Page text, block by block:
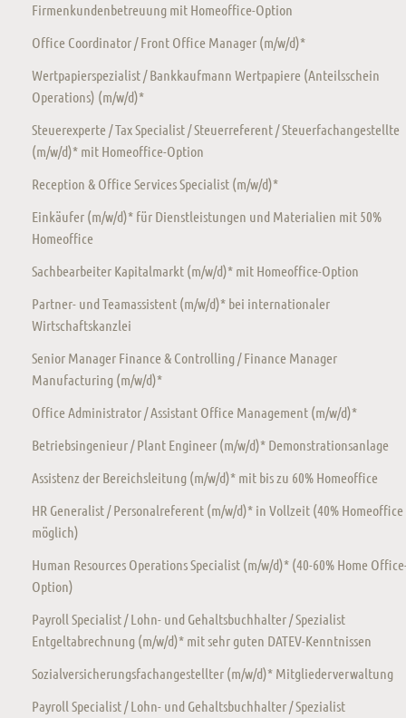
Firmenkundenbetreuung mit Homeoffice-Option
Office Coordinator / Front Office Manager (m/w/d)*
Wertpapierspezialist / Bankkaufmann Wertpapiere (Anteilsschein
Operations) (m/w/d)*
Steuerexperte / Tax Specialist / Steuerreferent / Steuerfachangestellte
(m/w/d)* mit Homeoffice-Option
Reception & Office Services Specialist (m/w/d)*
Einkäufer (m/w/d)* für Dienstleistungen und Materialien mit 50%
Homeoffice
Sachbearbeiter Kapitalmarkt (m/w/d)* mit Homeoffice-Option
Partner- und Teamassistent (m/w/d)* bei internationaler
Wirtschaftskanzlei
Senior Manager Finance & Controlling / Finance Manager
Manufacturing (m/w/d)*
Office Administrator / Assistant Office Management (m/w/d)*
Betriebsingenieur / Plant Engineer (m/w/d)* Demonstrationsanlage
Assistenz der Bereichsleitung (m/w/d)* mit bis zu 60% Homeoffice
HR Generalist / Personalreferent (m/w/d)* in Vollzeit (40% Homeoffice
möglich)
Human Resources Operations Specialist (m/w/d)* (40-60% Home
Option)
Payroll Specialist / Lohn- und Gehaltsbuchhalter / Spezialist
Entgeltabrechnung (m/w/d)* mit sehr guten DATEV-Kenntnissen
Sozialversicherungsfachangestellter (m/w/d)* Mitgliederverwaltung
Payroll Specialist / Lohn- und Gehaltsbuchhalter / Spezialist